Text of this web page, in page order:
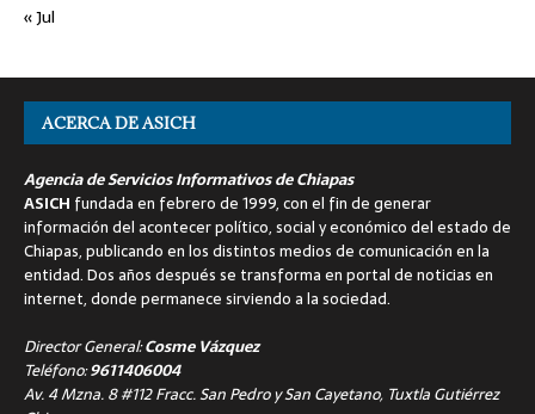
« Jul
ACERCA DE ASICH
Agencia de Servicios Informativos de Chiapas
ASICH fundada en febrero de 1999, con el fin de generar
información del acontecer político, social y económico del estado de
Chiapas, publicando en los distintos medios de comunicación en la
entidad. Dos años después se transforma en portal de noticias en
internet, donde permanece sirviendo a la sociedad.
Director General:Cosme Vázquez
Teléfono:9611406004
Av. 4 Mzna. 8 #112 Fracc. San Pedro y San Cayetano, Tuxtla Gutiérrez